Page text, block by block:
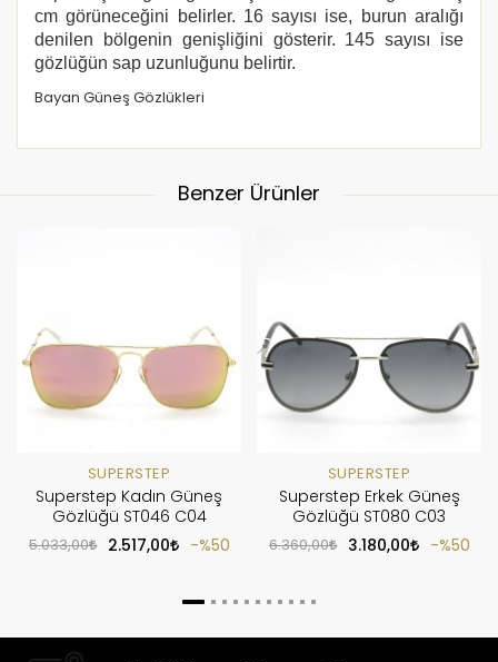
cm görüneceğini belirler. 16 sayısı ise, burun aralığı
denilen bölgenin genişliğini gösterir. 145 sayısı ise
gözlüğün sap uzunluğunu belirtir.
Bayan Güneş Gözlükleri
Benzer Ürünler
SUPERSTEP
Superstep Kadın Güneş
Gözlüğü ST046 C04
5.033,00 2.517,00 %50
SUPERSTEP
Superstep Erkek Güneş
Gözlüğü ST080 C03
6.360,00 3.180,00 %50